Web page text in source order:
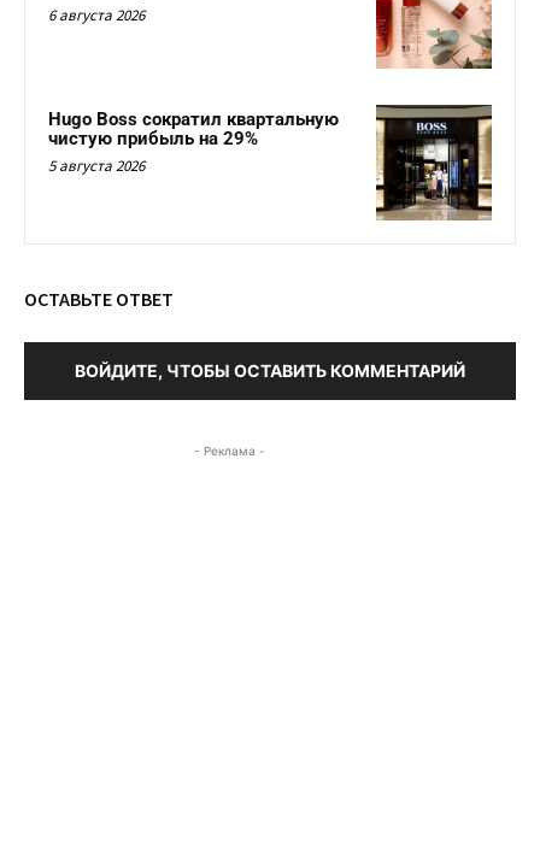
6 августа 2026
Hugo Boss сократил квартальную
чистую прибыль на 29%
5 августа 2026
ОСТАВЬТЕ ОТВЕТ
ВОЙДИТЕ, ЧТОБЫ ОСТАВИТЬ КОММЕНТАРИЙ
- Реклама -